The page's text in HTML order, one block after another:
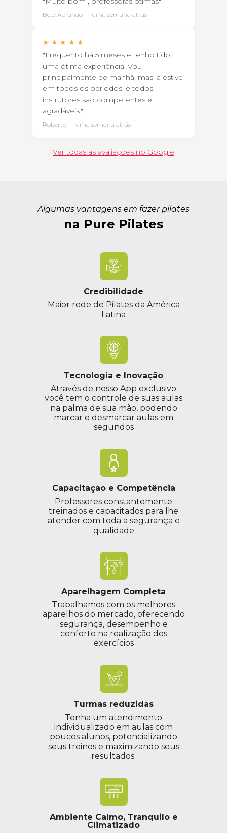
Bete Abrahao — uma semana atrás
★ ★ ★ ★ ★
"Frequento há 5 meses e tenho tido
uma ótima experiência. Vou
principalmente de manhã, mas já estive
em todos os períodos, e todos
instrutores são competentes e
agradáveis."
Roberto — uma semana atrás
Ver todas as avaliações no Google
Algumas vantagens em fazer pilates
na Pure Pilates
Credibilidade
Maior rede de Pilates da América
Latina
Tecnologia e Inovação
Através de nosso App exclusivo
você tem o controle de suas aulas
na palma de sua mão, podendo
marcar e desmarcar aulas em
segundos
Capacitação e Competência
Professores constantemente
treinados e capacitados para lhe
atender com toda a segurança e
qualidade
Aparelhagem Completa
Trabalhamos com os melhores
aparelhos do mercado, oferecendo
segurança, desempenho e
conforto na realização dos
exercícios
Turmas reduzidas
Tenha um atendimento
individualizado em aulas com
poucos alunos, potencializando
seus treinos e maximizando seus
resultados.
Ambiente Calmo, Tranquilo e
Climatizado